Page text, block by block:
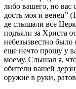
ли­бо ва­ше­го, но вас
дость моя и ве­нец”
де слы­ша­ли все
подъ­яли за Хри­ста
небезыз­вест­но
еще нечто про­шу у
мо­е­му. Слы­шал я,
оби­те­ли ва­шей
ору­жие в ру­ки,